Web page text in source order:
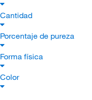
Cantidad
Porcentaje de pureza
Forma física
Color